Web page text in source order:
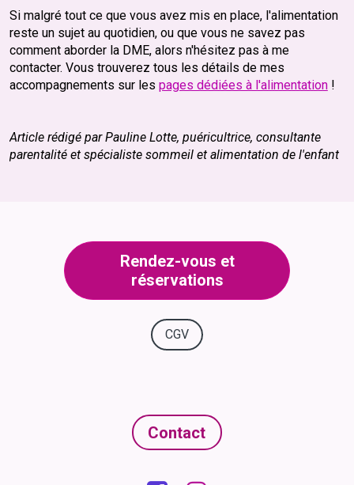
Si malgré tout ce que vous avez mis en place, l'alimentation
reste un sujet au quotidien, ou que vous ne savez pas
comment aborder la DME, alors n'hésitez pas à me
contacter. Vous trouverez tous les détails de mes
accompagnements sur les pages dédiées à l'alimentation!
Article rédigé par Pauline Lotte, puéricultrice, consultante
parentalité et spécialiste sommeil et alimentation de l'enfant
Rendez-vous et
réservations
CGV
Contact